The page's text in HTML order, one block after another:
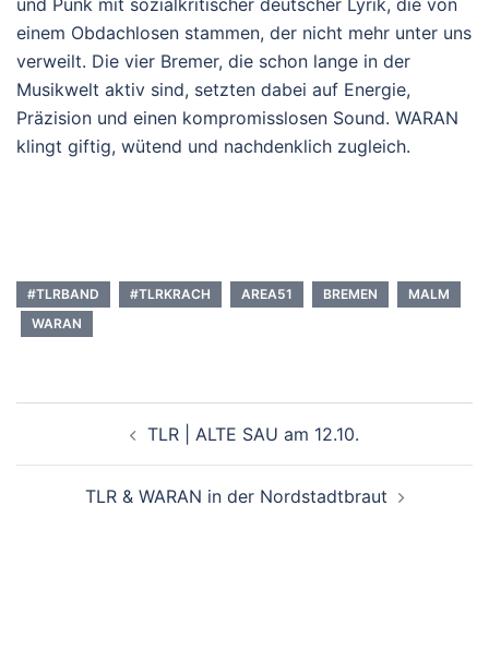
einem Obdachlosen stammen, der nicht mehr unter uns
verweilt. Die vier Bremer, die schon lange in der
Musikwelt aktiv sind, setzten dabei auf Energie,
Präzision und einen kompromisslosen Sound. WARAN
klingt giftig, wütend und nachdenklich zugleich.
#TLRBAND #TLRKRACH AREA51 BREMEN
MALM
WARAN
Beitragsnavigation
TLR | ALTE SAU am 12.10.
TLR & WARAN in der Nordstadtbraut